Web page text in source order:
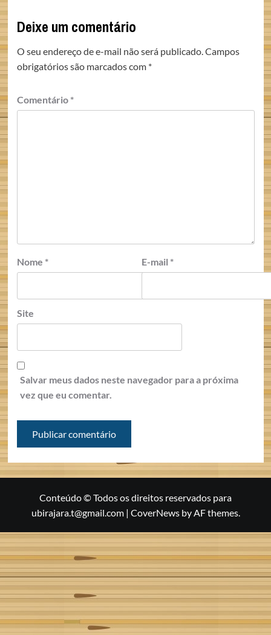
Deixe um comentário
O seu endereço de e-mail não será publicado.Campos
obrigatórios são marcados com *
Comentário *
Nome * E-mail *
Site
Salvar meus dados neste navegador para a próxima
vez que eu comentar.
Conteúdo © Todos os direitos reservados para
ubirajara.t@gmail.com | CoverNewsby AF themes.